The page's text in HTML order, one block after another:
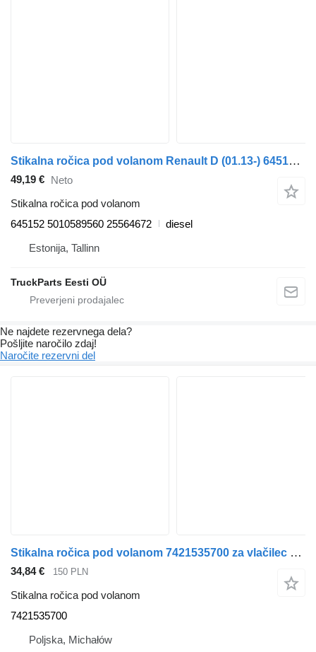
Stikalna ročica pod volanom Renault D (01.13-) 645152 za vlačilec Renault D (2013-)
49,19 €
Neto
Stikalna ročica pod volanom
645152 5010589560 25564672
diesel
Estonija, Tallinn
TruckParts Eesti OÜ
Ne najdete rezervnega dela?
Pošljite naročilo zdaj!
Naročite rezervni del
Stikalna ročica pod volanom 7421535700 za vlačilec Renault Premium
34,84 € 150 PLN
Stikalna ročica pod volanom
7421535700
Poljska, Michałów